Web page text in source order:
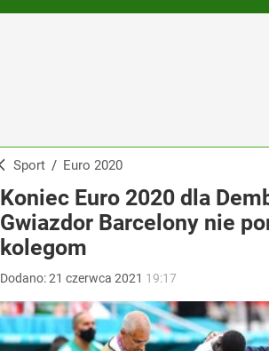
Sport / Euro 2020
Koniec Euro 2020 dla
Gwiazdor Barcelony nie
kolegom
Dodano:21 czerwca 2021 19:17